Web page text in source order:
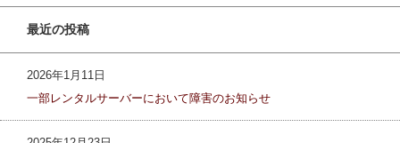
最近の投稿
2026年1月11日
一部レンタルサーバーにおいて障害のお知らせ